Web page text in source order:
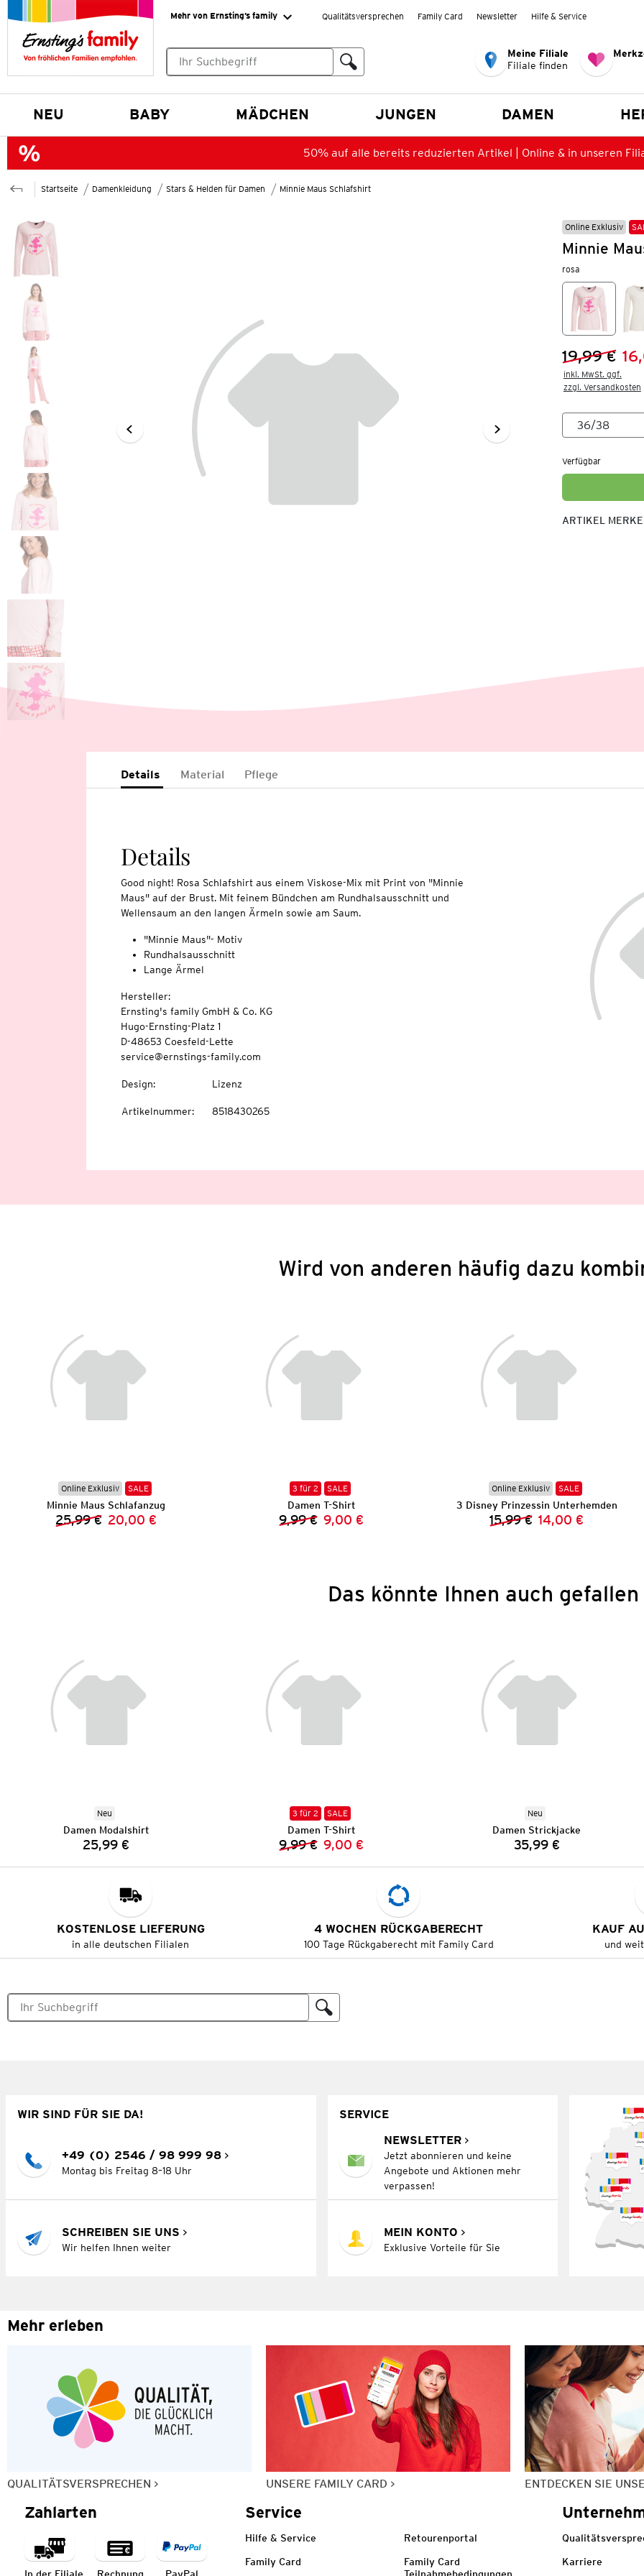
Mehr von Ernsting’s family Qualitätsversprechen Family Card Newsletter Hilfe & Service
Meine Filiale
Filiale finden
NEU BABY MÄDCHEN JUNGEN DAMEN
50% auf alle bereits reduzierten Artikel | Online & in unseren
Startseite Damenkleidung Stars & Helden für Damen Minnie Maus Schlafshirt
Online Exklusiv
Minnie
rosa
Vorheriger
19,99 €
Neuer
inkl. MwSt. ggf.
zzgl. Versandkosten
Verfügbar
ARTIKEL
Details Material Pflege
Details
Good night! Rosa Schlafshirt aus einem Viskose-Mix mit Print von "Minnie
Maus" auf der Brust. Mit feinem Bündchen am Rundhalsausschnitt und
Wellensaum an den langen Ärmeln sowie am Saum.
"Minnie Maus"- Motiv
Rundhalsausschnitt
Lange Ärmel
Hersteller:
Ernsting's family GmbH & Co. KG
Hugo-Ernsting-Platz 1
D-48653 Coesfeld-Lette
service@ernstings-family.com
Design: Lizenz
Artikelnummer: 8518430265
Wird von anderen häufig dazu
Online Exklusiv SALE
Minnie Maus Schlafanzug
Vorheriger Preis:
25,99 € Neuer Preis:
20,00 €
3 für 2 SALE
Damen T-Shirt
Vorheriger Preis:
9,99 € Neuer Preis:
9,00 €
Online Exklusiv SALE
3 Disney Prinzessin Unterhemden
Vorheriger Preis:
15,99 € Neuer Preis:
14,00 €
Das könnte Ihnen auch gefallen
Neu
Damen Modalshirt
Preis:
25,99 €
3 für 2 SALE
Damen T-Shirt
Vorheriger Preis:
9,99 € Neuer Preis:
9,00 €
Neu
Damen Strickjacke
Preis:
35,99 €
KOSTENLOSE LIEFERUNG
in alle deutschen Filialen
4 WOCHEN RÜCKGABERECHT
100 Tage Rückgaberecht mit Family Card
KAUF
und
WIR SIND FÜR SIE DA!
+49 (0) 2546 / 98 999 98
Montag bis Freitag 8–18 Uhr
SCHREIBEN SIE UNS
Wir helfen Ihnen weiter
SERVICE
NEWSLETTER
Jetzt abonnieren und keine
Angebote und Aktionen mehr
verpassen!
MEIN KONTO
Exklusive Vorteile für Sie
Mehr erleben
QUALITÄTSVERSPRECHEN UNSERE FAMILY CARD ENTDECKEN SIE
Zahlarten Service
Hilfe & Service Retourenportal
Family Card
Family Card
Karriere